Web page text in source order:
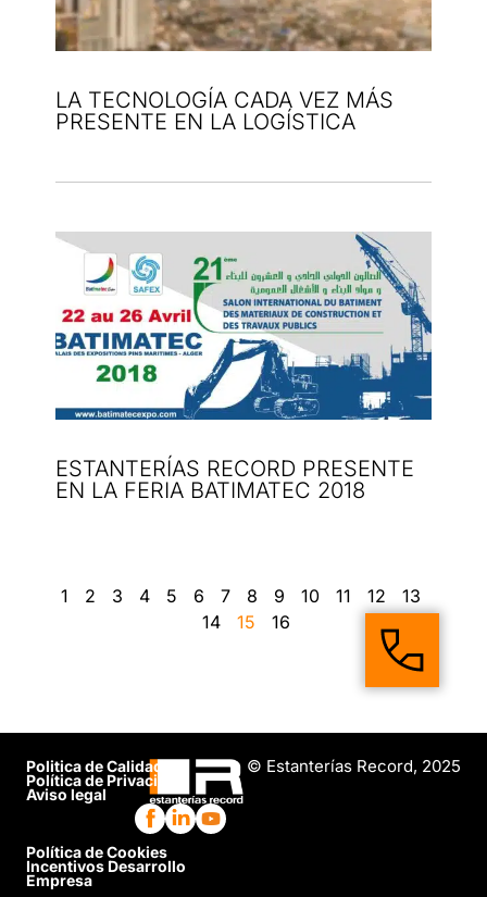
LA TECNOLOGÍA CADA VEZ MÁS
PRESENTE EN LA LOGÍSTICA
ESTANTERÍAS RECORD PRESENTE
EN LA FERIA BATIMATEC 2018
1 2 3 4 5 6 7 8 9 10 11 12
13
14
15 16
Politica de Calidad
Política de Privacidad
Aviso legal
Política de Cookies
Incentivos Desarrollo
Empresa
© Estanterías Record, 2025